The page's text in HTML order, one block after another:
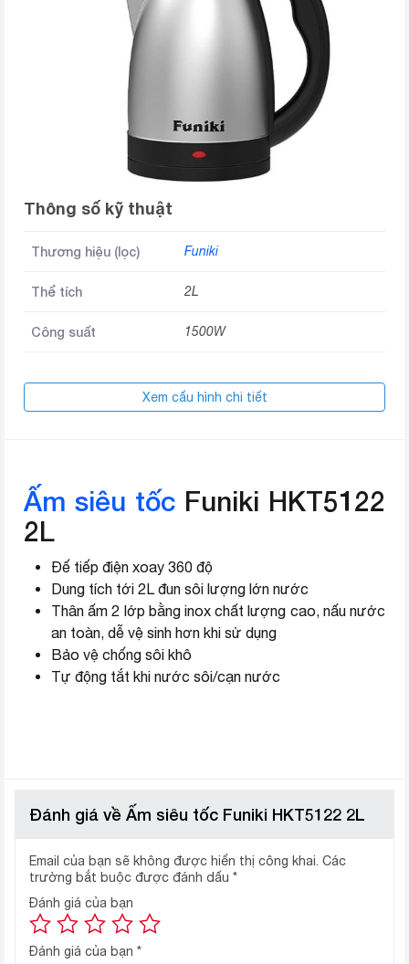
Thông số kỹ thuật
Thương hiệu (lọc) Funiki
Thể tích 2L
Công suất 1500W
Xem cấu hình chi tiết
Ấm siêu tốc Funiki HKT5122
2L
Đế tiếp điện xoay 360 độ
Dung tích tới 2L đun sôi lượng lớn nước
Thân ấm 2 lớp bằng inox chất lượng cao, nấu nước
an toàn, dễ vệ sinh hơn khi sử dụng
Bảo vệ chống sôi khô
Tự động tắt khi nước sôi/cạn nước
Đánh giá về Ấm siêu tốc Funiki HKT5122 2L
Email của bạn sẽ không được hiển thị công khai. Các
trường bắt buộc được đánh dấu *
Đánh giá của bạn
Đánh giá của bạn *